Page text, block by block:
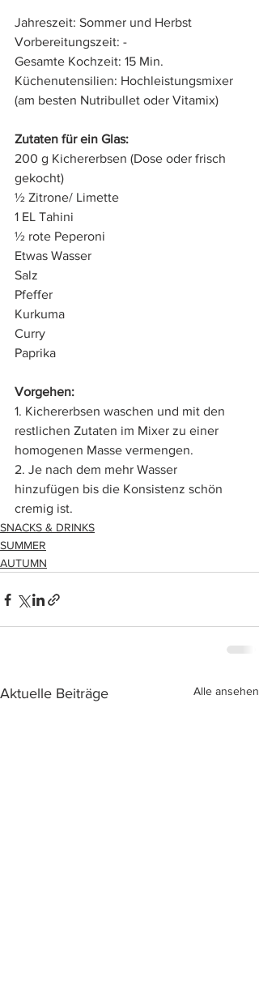
Jahreszeit: Sommer und Herbst
Vorbereitungszeit: -
Gesamte Kochzeit: 15 Min.
Küchenutensilien: Hochleistungsmixer
(am besten Nutribullet oder Vitamix)
Zutaten für ein Glas:
200 g Kichererbsen (Dose oder frisch
gekocht)
½ Zitrone/ Limette
1 EL Tahini
½ rote Peperoni
Etwas Wasser
Salz
Pfeffer
Kurkuma
Curry
Paprika
Vorgehen:
1. Kichererbsen waschen und mit den
restlichen Zutaten im Mixer zu einer
homogenen Masse vermengen.
2. Je nach dem mehr Wasser
hinzufügen bis die Konsistenz schön
cremig ist.
SNACKS & DRINKS
SUMMER
AUTUMN
Aktuelle Beiträge Alle ansehen